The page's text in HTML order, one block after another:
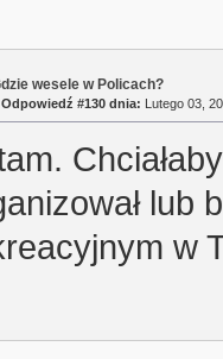
wesele w Policach?
Odpowiedź #130 dnia: Lutego 03,
lub
w